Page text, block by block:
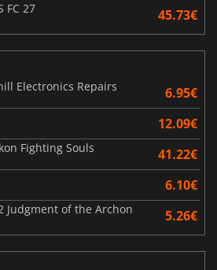
FC 27 45.73€
Electronics Repairs
6.95€
12.09€
Fighting Souls 41.22€
6.10€
Judgment of the Archon 5.26€